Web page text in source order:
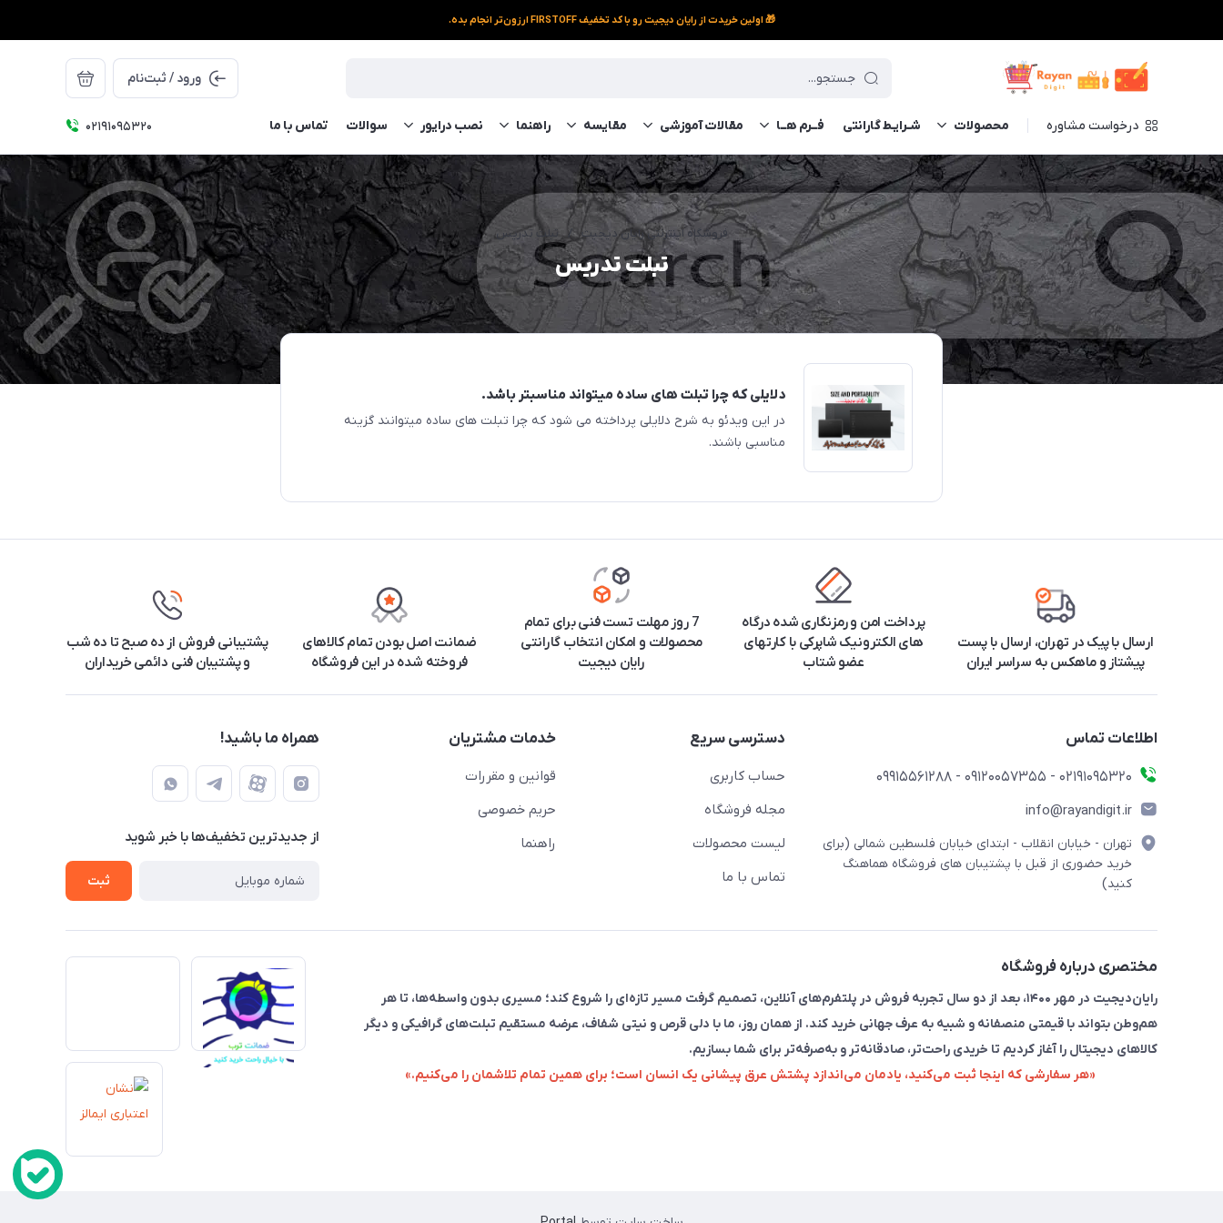
🎁 اولین خریدت از رایان دیجیت رو با کد تخفیف FIRSTOFF ارزون‌تر انجام بده.
ورود / ثبت‌نام
درخواست مشاوره محصولات شـرایـط گارانتی فــرم‌ هــا مقالات آموزشی مقایسه راهنما نصب درایور سوالات تماس با ما ۰۲۱91095320
فروشگاه اینترنتی رایان دیجیت / تبلت تدریس
تبلت تدریس
دلایلی که چرا تبلت های ساده میتواند مناسبتر باشد.
در این ویدئو به شرح دلایلی پرداخته می شود که چرا تبلت های ساده میتوانند گزینه
مناسبی باشند.
ارسال با پیک در تهران، ارسال با پست
پیشتاز و ماهکس به سراسر ایران
پرداخت امن و رمزنگاری شده درگاه
های الکترونیک شاپرکی با کارتهای
عضو شتاب
7 روز مهلت تست فنی برای تمام
محصولات و امکان انتخاب گارانتی
رایان دیجیت
ضمانت اصل بودن تمام کالاهای
فروخته شده در این فروشگاه
پشتیبانی فروش از ده صبح تا ده شب
و پشتیبان فنی دائمی خریداران
اطلاعات تماس
۰۲۱91095320 - 09120057355 - 09915561288
info@rayandigit.ir
تهران - خیابان انقلاب - ابتدای خیابان فلسطین شمالی (برای
خرید حضوری از قبل با پشتیبان های فروشگاه هماهنگ
کنید)
دسترسی سریع
حساب کاربری
مجله فروشگاه
لیست محصولات
تماس با ما
خدمات مشتریان
قوانین و مقررات
حریم خصوصی
راهنما
همراه ما باشید!
از جدید‌ترین تخفیف‌ها با‌ خبر شوید
ثبت
مختصری درباره فروشگاه
رایان‌دیجیت در مهر ۱۴۰۰، بعد از دو سال تجربه فروش در پلتفرم‌های آنلاین، تصمیم گرفت مسیر تازه‌ای را شروع کند؛ مسیری بدون واسطه‌ها، تا هر
هم‌وطن بتواند با قیمتی منصفانه و شبیه به عرف جهانی خرید کند. از همان روز، ما با دلی قرص و نیتی شفاف، عرضه مستقیم تبلت‌های گرافیکی و دیگر
کالاهای دیجیتال را آغاز کردیم تا خریدی راحت‌تر، صادقانه‌تر و به‌صرفه‌تر برای شما بسازیم.
«هر سفارشی که اینجا ثبت می‌کنید، یادمان می‌اندازد پشتش عرق پیشانی یک انسان است؛ برای همین تمام تلاشمان را می‌کنیم.»